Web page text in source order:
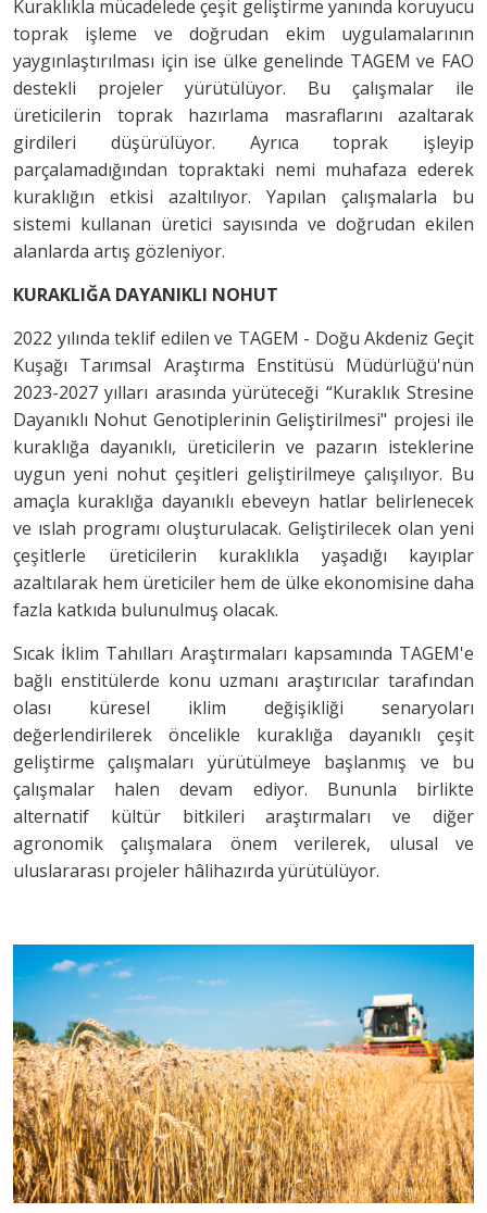
Kuraklıkla mücadelede çeşit geliştirme yanında koruyucu
toprak işleme ve doğrudan ekim uygulamalarının
yaygınlaştırılması için ise ülke genelinde TAGEM ve FAO
destekli projeler yürütülüyor. Bu çalışmalar ile
üreticilerin toprak hazırlama masraflarını azaltarak
girdileri düşürülüyor. Ayrıca toprak işleyip
parçalamadığından topraktaki nemi muhafaza ederek
kuraklığın etkisi azaltılıyor. Yapılan çalışmalarla bu
sistemi kullanan üretici sayısında ve doğrudan ekilen
alanlarda artış gözleniyor.
KURAKLIĞA DAYANIKLI NOHUT
2022 yılında teklif edilen ve TAGEM - Doğu Akdeniz Geçit
Kuşağı Tarımsal Araştırma Enstitüsü Müdürlüğü'nün
2023-2027 yılları arasında yürüteceği “Kuraklık Stresine
Dayanıklı Nohut Genotiplerinin Geliştirilmesi" projesi ile
kuraklığa dayanıklı, üreticilerin ve pazarın isteklerine
uygun yeni nohut çeşitleri geliştirilmeye çalışılıyor. Bu
amaçla kuraklığa dayanıklı ebeveyn hatlar belirlenecek
ve ıslah programı oluşturulacak. Geliştirilecek olan yeni
çeşitlerle üreticilerin kuraklıkla yaşadığı kayıplar
azaltılarak hem üreticiler hem de ülke ekonomisine daha
fazla katkıda bulunulmuş olacak.
Sıcak İklim Tahılları Araştırmaları kapsamında TAGEM'e
bağlı enstitülerde konu uzmanı araştırıcılar tarafından
olası küresel iklim değişikliği senaryoları
değerlendirilerek öncelikle kuraklığa dayanıklı çeşit
geliştirme çalışmaları yürütülmeye başlanmış ve bu
çalışmalar halen devam ediyor. Bununla birlikte
alternatif kültür bitkileri araştırmaları ve diğer
agronomik çalışmalara önem verilerek, ulusal ve
uluslararası projeler hâlihazırda yürütülüyor.